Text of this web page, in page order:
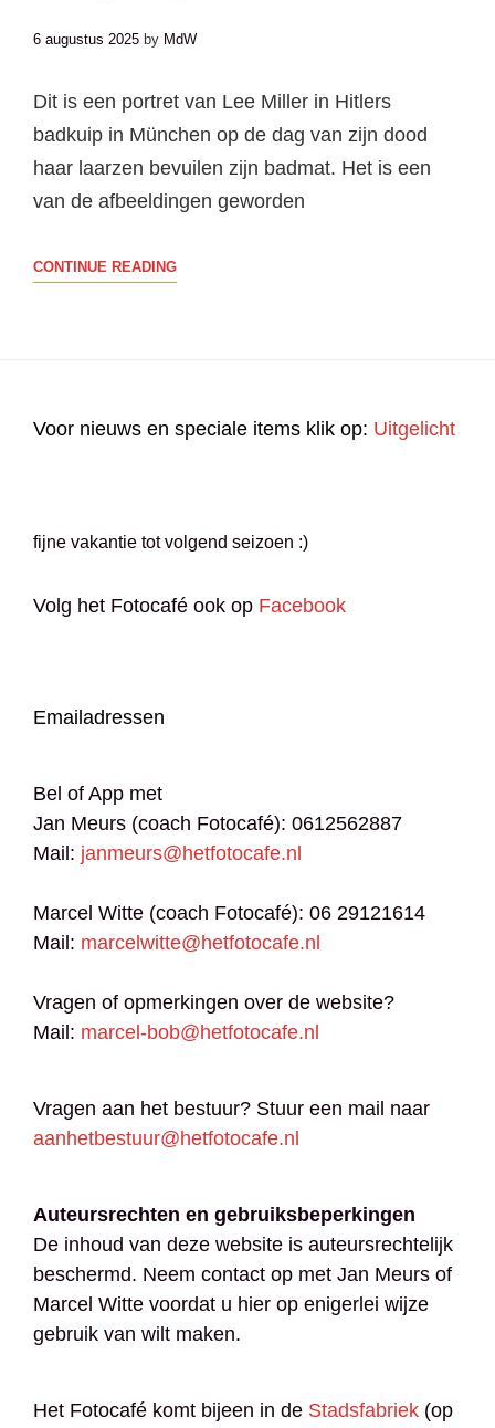
6 augustus 2025 by MdW
Dit is een portret van Lee Miller in Hitlers
badkuip in München op de dag van zijn dood
haar laarzen bevuilen zijn badmat. Het is een
van de afbeeldingen geworden
CONTINUE READINGDE
Voor nieuws en speciale items klik op: Uitgelicht
fijne vakantie tot volgend seizoen :)
Volg het Fotocafé ook op Facebook
Emailadressen
Bel of App met
Jan Meurs (coach Fotocafé): 0612562887
Mail: janmeurs@hetfotocafe.nl
Marcel Witte (coach Fotocafé): 06 29121614
Mail: marcelwitte@hetfotocafe.nl
Vragen of opmerkingen over de website?
Mail: marcel-bob@hetfotocafe.nl
Vragen aan het bestuur? Stuur een mail naar
aanhetbestuur@hetfotocafe.nl
Auteursrechten en gebruiksbeperkingen
De inhoud van deze website is auteursrechtelijk
beschermd. Neem contact op met Jan Meurs of
Marcel Witte voordat u hier op enigerlei wijze
gebruik van wilt maken.
Het Fotocafé komt bijeen in de Stadsfabriek (op